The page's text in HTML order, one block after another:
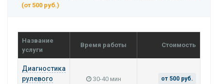
(от 500 руб.)
Название
услуги
Время работы Стоимость
Диагностика
рулевого
30-40 мин от 500 руб.